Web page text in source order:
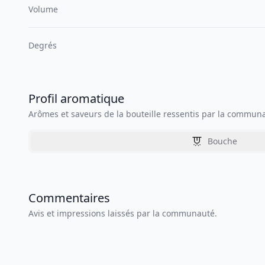
Volume
Degrés
Profil aromatique
Arômes et saveurs de la bouteille ressentis par la
Bouche
Commentaires
Avis et impressions laissés par la communauté.